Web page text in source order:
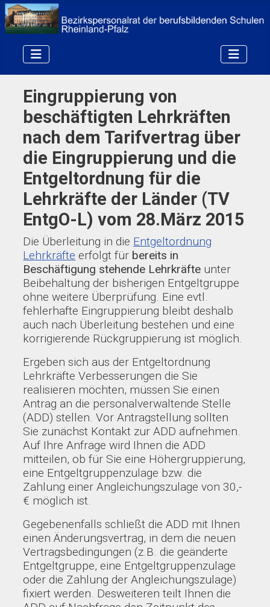
Eingruppierung von
beschäftigten Lehrkräften
nach dem Tarifvertrag über
die Eingruppierung und die
Entgeltordnung für die
Lehrkräfte der Länder (TV
EntgO-L) vom 28.März 2015
Die Überleitung in die Entgeltordnung
Lehrkräfte erfolgt für bereits in
Beschäftigung stehende Lehrkräfte unter
Beibehaltung der bisherigen Entgeltgruppe
ohne weitere Überprüfung. Eine evtl.
fehlerhafte Eingruppierung bleibt deshalb
auch nach Überleitung bestehen und eine
korrigierende Rückgruppierung ist möglich.
Ergeben sich aus der Entgeltordnung
Lehrkräfte Verbesserungen die Sie
realisieren möchten, müssen Sie einen
Antrag an die personalverwaltende Stelle
(ADD) stellen. Vor Antragstellung sollten
Sie zunächst Kontakt zur ADD aufnehmen.
Auf Ihre Anfrage wird Ihnen die ADD
mitteilen, ob für Sie eine Höhergruppierung,
eine Entgeltgruppenzulage bzw. die
Zahlung einer Angleichungszulage von 30,-
€ möglich ist.
Gegebenenfalls schließt die ADD mit Ihnen
einen Änderungsvertrag, in dem die neuen
Vertragsbedingungen (z.B. die geänderte
Entgeltgruppe, eine Entgeltgruppenzulage
oder die Zahlung der Angleichungszulage)
fixiert werden. Desweiteren teilt Ihnen die